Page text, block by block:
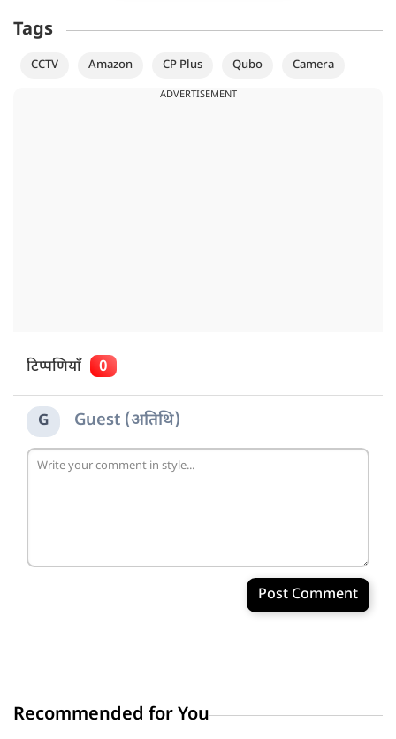
Tags
CCTV Amazon CP Plus Qubo Camera
ADVERTISEMENT
टिप्पणियाँ 0
G Guest (अतिथि)
Post Comment
Recommended for You